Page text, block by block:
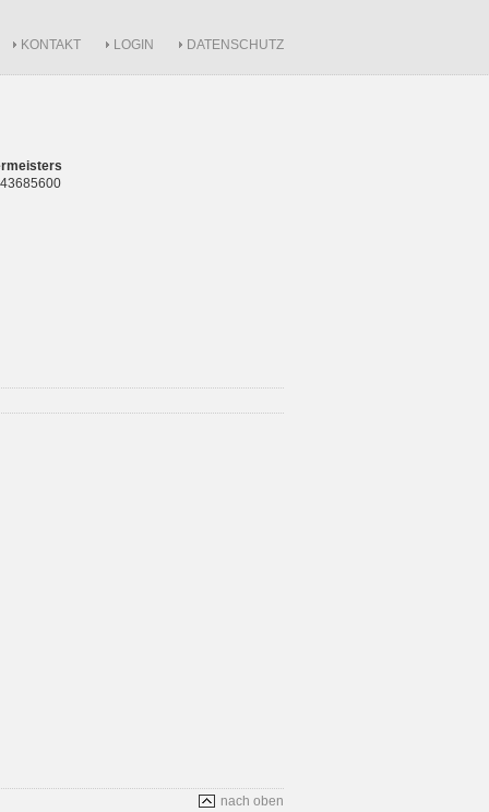
KONTAKT LOGIN DATENSCHUTZ
nach oben